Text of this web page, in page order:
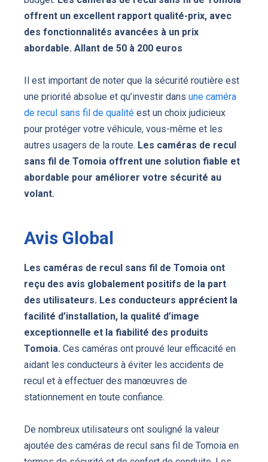
offrent un excellent rapport qualité-prix, avec
des fonctionnalités avancées à un prix
abordable. Allant de 50 à 200 euros
Il est important de noter que la sécurité routière est
une priorité absolue et qu’investir dans une caméra
de recul sans fil de qualité est un choix judicieux
pour protéger votre véhicule, vous-même et les
autres usagers de la route. Les caméras de recul
sans fil de Tomoia offrent une solution fiable et
abordable pour améliorer votre sécurité au
volant.
Avis Global
Les caméras de recul sans fil de Tomoia ont
reçu des avis globalement positifs de la part
des utilisateurs. Les conducteurs apprécient la
facilité d’installation, la qualité d’image
exceptionnelle et la fiabilité des produits
Tomoia. Ces caméras ont prouvé leur efficacité en
aidant les conducteurs à éviter les accidents de
recul et à effectuer des manœuvres de
stationnement en toute confiance.
De nombreux utilisateurs ont souligné la valeur
ajoutée des caméras de recul sans fil de Tomoia en